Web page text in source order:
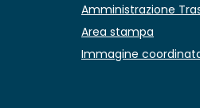
Amministrazione
Area stampa
Immagine